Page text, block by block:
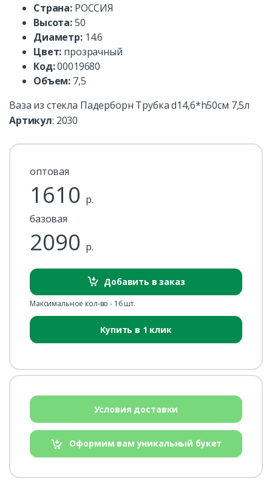
Страна: РОССИЯ
Высота:50
Диаметр: 14.6
Цвет: прозрачный
Код:00019680
Объем: 7,5
Ваза из стекла Падерборн Трубка d14,6*h50см 7,5л
Артикул: 2030
оптовая
1610 р.
базовая
2090 р.
Добавить в заказ
Максимальное кол-во - 16 шт.
Купить в 1 клик
Условия доставки
Оформим вам уникальный букет